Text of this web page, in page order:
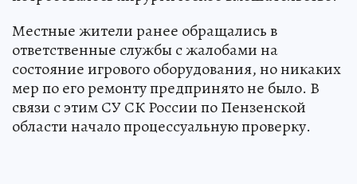
Местные жители ранее обращались в
ответственные службы с жалобами на
состояние игрового оборудования, но никаких
мер по его ремонту предпринято не было. В
связи с этим СУ СК России по Пензенской
области начало процессуальную проверку.